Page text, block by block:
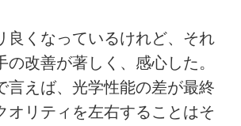
良くなっているけれど、それ
の改善が著しく、感心した。
言えば、光学性能の差が最終
オリティを左右することはそ